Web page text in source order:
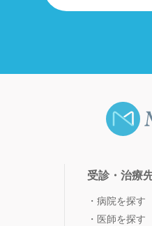
受診・治療
病院を探す
医師を探す